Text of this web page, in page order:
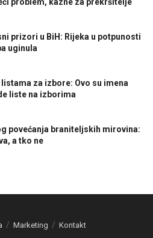
prizori u BiH: Rijeka u potpunosti
uginula
za izbore: Ovo su imena
liste na izborima
povećanja braniteljskih mirovina:
a tko ne
Marketing Kontakt